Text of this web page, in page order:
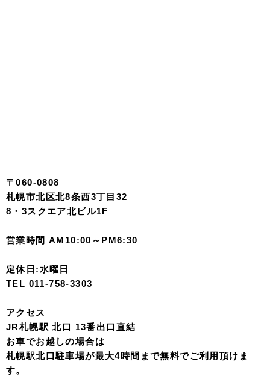
〒060-0808
札幌市北区北8条西3丁目32
8・3スクエア北ビル1F
営業時間 AM10:00～PM6:30
定休日:水曜日
TEL 011-758-3303
アクセス
JR札幌駅 北口 13番出口直結
お車でお越しの場合は
札幌駅北口駐車場が最大4時間まで無料でご利用頂けま
す。